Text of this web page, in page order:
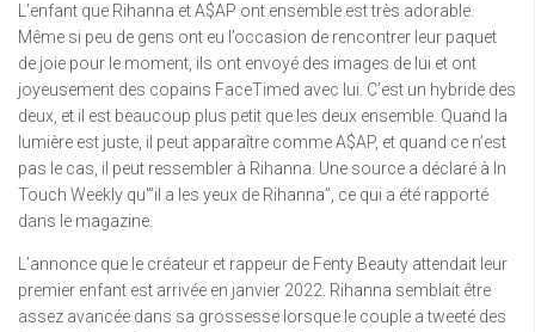
L’enfant que Rihanna et A$AP ont ensemble est très adorable.
Même si peu de gens ont eu l’occasion de rencontrer leur paquet
de joie pour le moment, ils ont envoyé des images de lui et ont
joyeusement des copains FaceTimed avec lui. C’est un hybride des
deux, et il est beaucoup plus petit que les deux ensemble. Quand la
lumière est juste, il peut apparaître comme A$AP, et quand ce n’est
pas le cas, il peut ressembler à Rihanna. Une source a déclaré à In
Touch Weekly qu'”il a les yeux de Rihanna”, ce qui a été rapporté
dans le magazine.
L’annonce que le créateur et rappeur de Fenty Beauty attendait leur
premier enfant est arrivée en janvier 2022. Rihanna semblait être
assez avancée dans sa grossesse lorsque le couple a tweeté des